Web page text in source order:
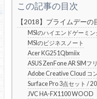
この記事の目次
【2018】プライムデー
MSIのハイエンドゲーミン
MSIのビジネスノート
Acer KG251Qbmiix
ASUS ZenFone AR SIMフ
Adobe Creative Cloud コ
Surface Pro 3点セット /
JVC HA-FX1100 WOOD